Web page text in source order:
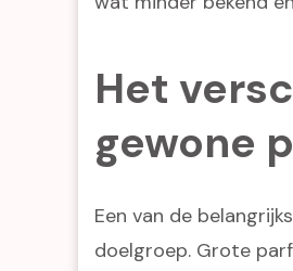
Het
gewone
Een van de
doelgroep. Grote